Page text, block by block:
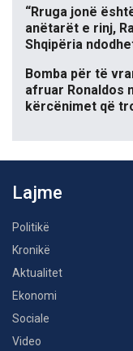
“Rruga jonë
anëtarët e rinj,
Shqipëria
Bomba për të
afruar Ronaldos
kërcënimet që
Lajme
Politikë
Kronikë
Aktualitet
Ekonomi
Sociale
Video